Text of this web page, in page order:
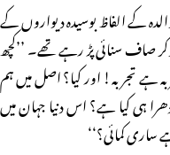
کے الفاظ بوسیدہ دیواروں کے
سنائی پڑ رہے تھے۔ ’’کچھ
ہے تجربہ! اور کیا؟ اصل میں ہم
ہی کیا ہے؟ اس دنیا جہان میں
ساری کمائی؟‘‘